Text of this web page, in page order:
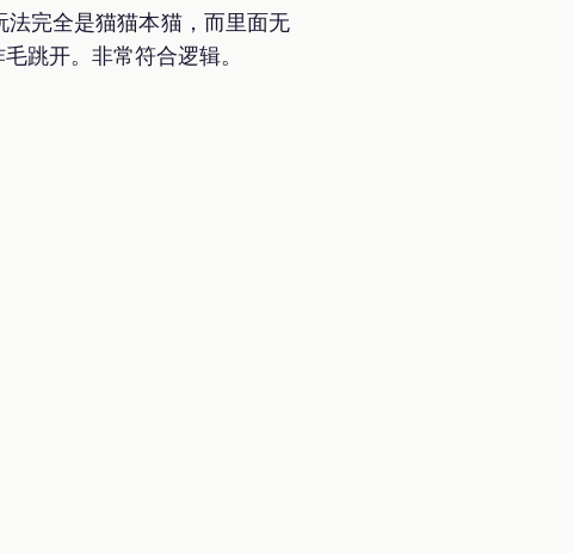
完全是猫猫本猫，而里面无
跳开。非常符合逻辑。